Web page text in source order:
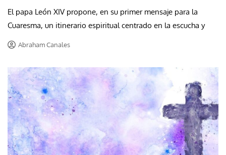
El papa León XIV propone, en su primer mensaje para la
Cuaresma, un itinerario espiritual centrado en la escucha y
Abraham Canales